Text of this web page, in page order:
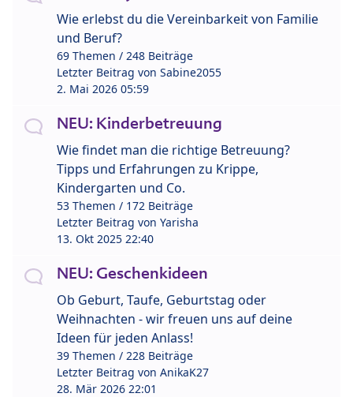
Wie erlebst du die Vereinbarkeit von Familie
und Beruf?
69 Themen / 248 Beiträge
Letzter Beitrag von Sabine2055
2. Mai 2026 05:59
NEU: Kinderbetreuung
Wie findet man die richtige Betreuung?
Tipps und Erfahrungen zu Krippe,
Kindergarten und Co.
53 Themen / 172 Beiträge
Letzter Beitrag von Yarisha
13. Okt 2025 22:40
NEU: Geschenkideen
Ob Geburt, Taufe, Geburtstag oder
Weihnachten - wir freuen uns auf deine
Ideen für jeden Anlass!
39 Themen / 228 Beiträge
Letzter Beitrag von AnikaK27
28. Mär 2026 22:01